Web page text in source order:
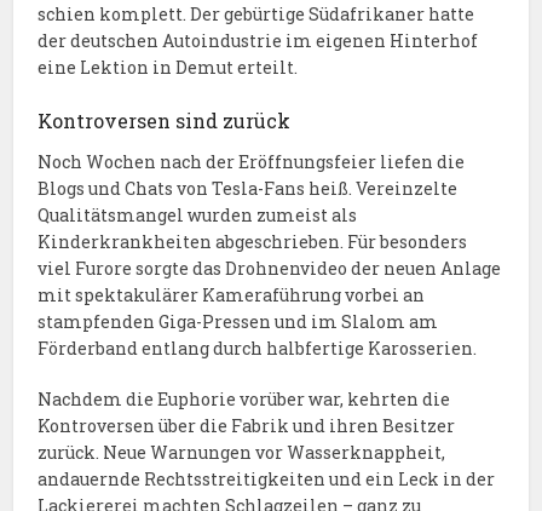
schien komplett. Der gebürtige Südafrikaner hatte
der deutschen Autoindustrie im eigenen Hinterhof
eine Lektion in Demut erteilt.
Kontroversen sind zurück
Noch Wochen nach der Eröffnungsfeier liefen die
Blogs und Chats von Tesla-Fans heiß. Vereinzelte
Qualitätsmangel wurden zumeist als
Kinderkrankheiten abgeschrieben. Für besonders
viel Furore sorgte das Drohnenvideo der neuen Anlage
mit spektakulärer Kameraführung vorbei an
stampfenden Giga-Pressen und im Slalom am
Förderband entlang durch halbfertige Karosserien.
Nachdem die Euphorie vorüber war, kehrten die
Kontroversen über die Fabrik und ihren Besitzer
zurück. Neue Warnungen vor Wasserknappheit,
andauernde Rechtsstreitigkeiten und ein Leck in der
Lackiererei machten Schlagzeilen – ganz zu